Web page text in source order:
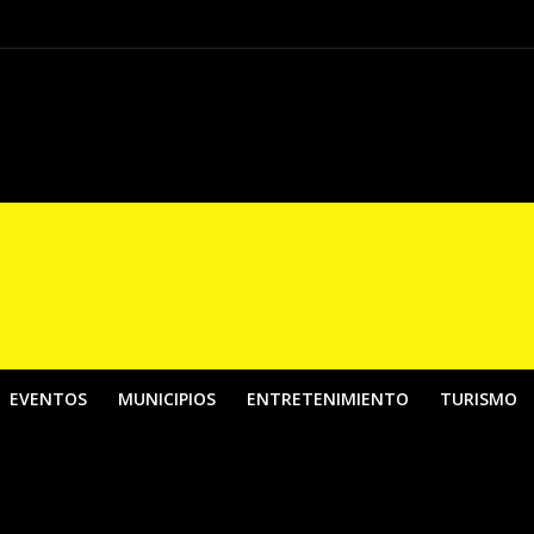
El País de la Belleza”, una apuesta por fortalecer los contenidos digitales
EVENTOS MUNICIPIOS ENTRETENIMIENTO TURISMO